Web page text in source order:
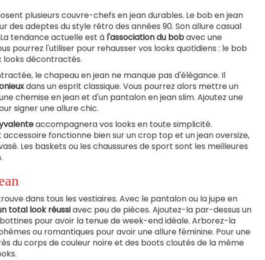
plusieurs couvre-chefs en jean durables. Le bob en jean
adeptes du style rétro des années 90. Son allure casual
tendance actuelle est à l'association du bobavec une
pourrez l'utiliser pour rehausser vos looks quotidiens : le bob
looks décontractés.
le chapeau en jean ne manque pas d'élégance. Il
dans un esprit classique. Vous pourrez alors mettre un
chemise en jean et d'un pantalon en jean slim. Ajoutez une
signer une allure chic.
accompagnera vos looks en toute simplicité.
fonctionne bien sur un crop top et un jean oversize,
Les baskets ou les chaussures de sport sont les meilleures
dans tous les vestiaires. Avec le pantalon ou la jupe en
total look réussiavec peu de pièces. Ajoutez-la par-dessus un
pour avoir la tenue de week-end idéale. Arborez-la
ou romantiques pour avoir une allure féminine. Pour une
du corps de couleur noire et des boots cloutés de la même